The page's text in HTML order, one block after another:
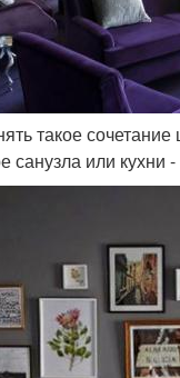
такое
санузла или кухни